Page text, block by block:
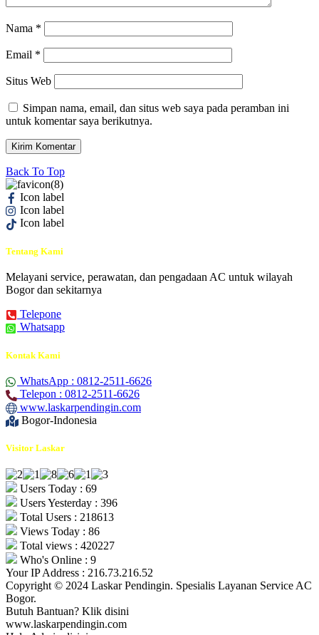
Nama *
Email *
Situs Web
Simpan nama, email, dan situs web saya pada peramban ini
untuk komentar saya berikutnya.
Back To Top
Icon label
Icon label
Icon label
Tentang Kami
Melayani service, perawatan, dan pengadaan AC untuk wilayah
Bogor dan sekitarnya
Telepone
Whatsapp
Kontak Kami
WhatsApp : 0812-2511-6626
Telepon : 0812-2511-6626
www.laskarpendingin.com
Bogor-Indonesia
Visitor Laskar
Users Today : 69
Users Yesterday : 396
Total Users : 218613
Views Today : 86
Total views : 420227
Who's Online : 9
Your IP Address : 216.73.216.52
Copyright © 2024 Laskar Pendingin. Spesialis Layanan Service AC
Bogor.
Butuh Bantuan? Klik disini
www.laskarpendingin.com